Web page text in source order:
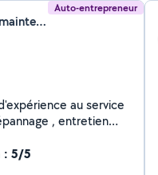
Auto-entrepreneur
Jean Martin (martin maintenance)
: 5/5